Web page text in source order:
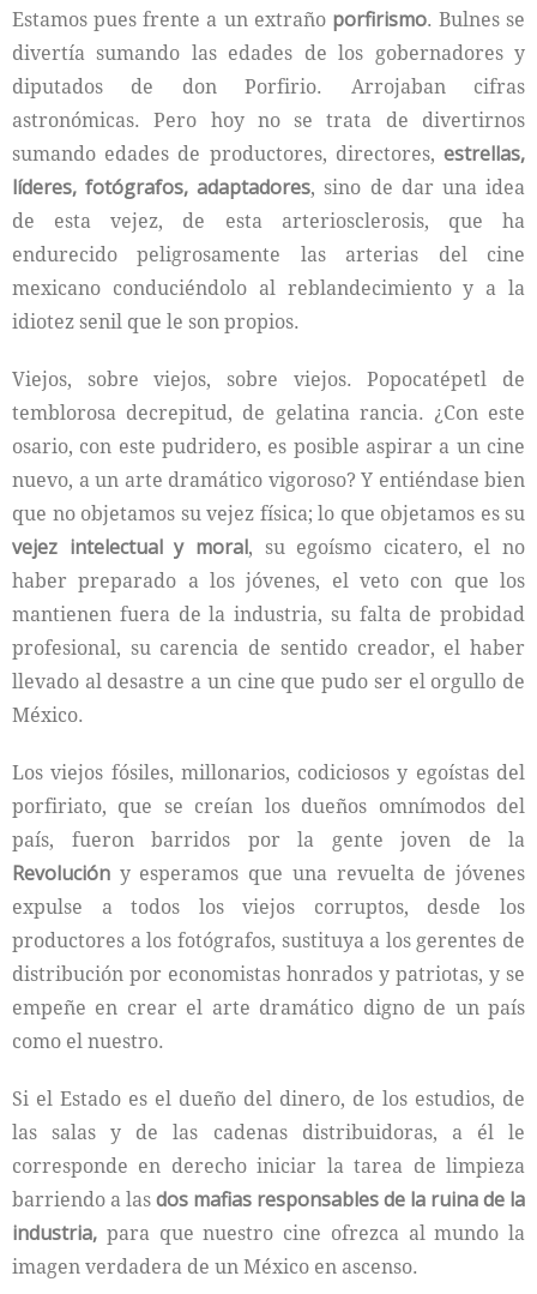
Estamos pues frente a un extraño porfirismo. Bulnes se
divertía sumando las edades de los gobernadores y
diputados de don Porfirio. Arrojaban cifras
astronómicas. Pero hoy no se trata de divertirnos
sumando edades de productores, directores, estrellas,
líderes, fotógrafos, adaptadores, sino de dar una idea
de esta vejez, de esta arteriosclerosis, que ha
endurecido peligrosamente las arterias del cine
mexicano conduciéndolo al reblandecimiento y a la
idiotez senil que le son propios.
Viejos, sobre viejos, sobre viejos. Popocatépetl de
temblorosa decrepitud, de gelatina rancia. ¿Con este
osario, con este pudridero, es posible aspirar a un cine
nuevo, a un arte dramático vigoroso? Y entiéndase bien
que no objetamos su vejez física; lo que objetamos es su
vejez intelectual y moral, su egoísmo cicatero, el no
haber preparado a los jóvenes, el veto con que los
mantienen fuera de la industria, su falta de probidad
profesional, su carencia de sentido creador, el haber
llevado al desastre a un cine que pudo ser el orgullo de
México.
Los viejos fósiles, millonarios, codiciosos y egoístas del
porfiriato, que se creían los dueños omnímodos del
país, fueron barridos por la gente joven de la
Revolución y esperamos que una revuelta de jóvenes
expulse a todos los viejos corruptos, desde los
productores a los fotógrafos, sustituya a los gerentes de
distribución por economistas honrados y patriotas, y se
empeñe en crear el arte dramático digno de un país
como el nuestro.
Si el Estado es el dueño del dinero, de los estudios, de
las salas y de las cadenas distribuidoras, a él le
corresponde en derecho iniciar la tarea de limpieza
barriendo a lasdos mafias responsables de la ruina de la
industria, para que nuestro cine ofrezca al mundo la
imagen verdadera de un México en ascenso.